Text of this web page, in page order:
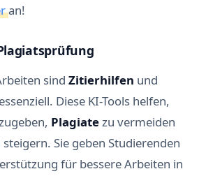
an!
sind Zitierhilfen und
essenziell. Diese KI-Tools helfen,
Plagiatezu vermeiden
Sie geben Studierenden
für bessere Arbeiten in